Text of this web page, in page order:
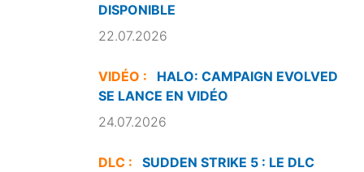
DISPONIBLE
22.07.2026
VIDÉO :
HALO: CAMPAIGN EVOLVED
SE LANCE EN VIDÉO
24.07.2026
DLC :
SUDDEN STRIKE 5 : LE DLC